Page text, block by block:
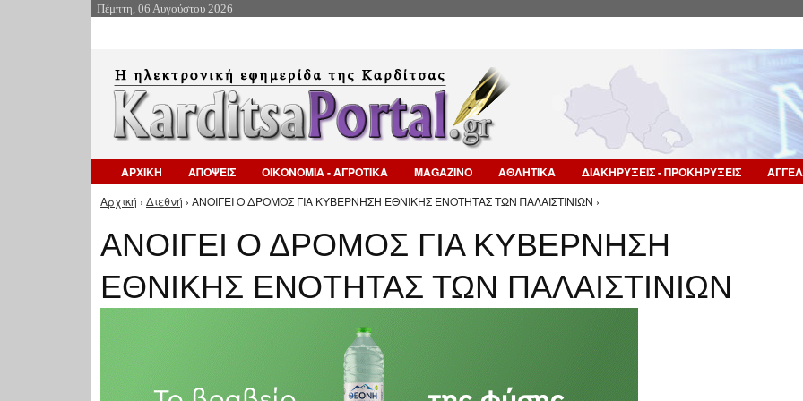
Πέμπτη, 06 Αυγούστου 2026
ΑΡΧΙΚΗ ΑΠΟΨΕΙΣ ΟΙΚΟΝΟΜΙΑ - ΑΓΡΟΤΙΚΑ MAGAZINO ΑΘΛΗΤΙΚΑ ΔΙΑΚΗΡΥΞΕΙΣ - ΠΡΟΚΗΡΥΞΕΙΣ
Είστε εδώ
Αρχική › Διεθνή › ΑΝΟΙΓΕΙ Ο ΔΡΟΜΟΣ ΓΙΑ ΚΥΒΕΡΝΗΣΗ ΕΘΝΙΚΗΣ ΕΝΟΤΗΤΑΣ ΤΩΝ ΠΑΛΑΙΣΤΙΝΙΩΝ ›
ΑΝΟΙΓΕΙ Ο ΔΡΟΜΟΣ ΓΙΑ ΚΥΒΕΡΝΗΣΗ
ΕΘΝΙΚΗΣ ΕΝΟΤΗΤΑΣ ΤΩΝ ΠΑΛΑΙΣΤΙΝΙΩΝ